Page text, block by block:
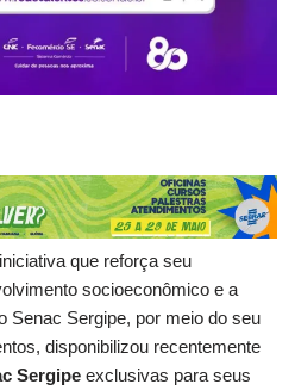
que reforça seu
socioeconômico e a
Senac Sergipe, por meio do seu
disponibilizou recentemente
Sergipe exclusivas para seus